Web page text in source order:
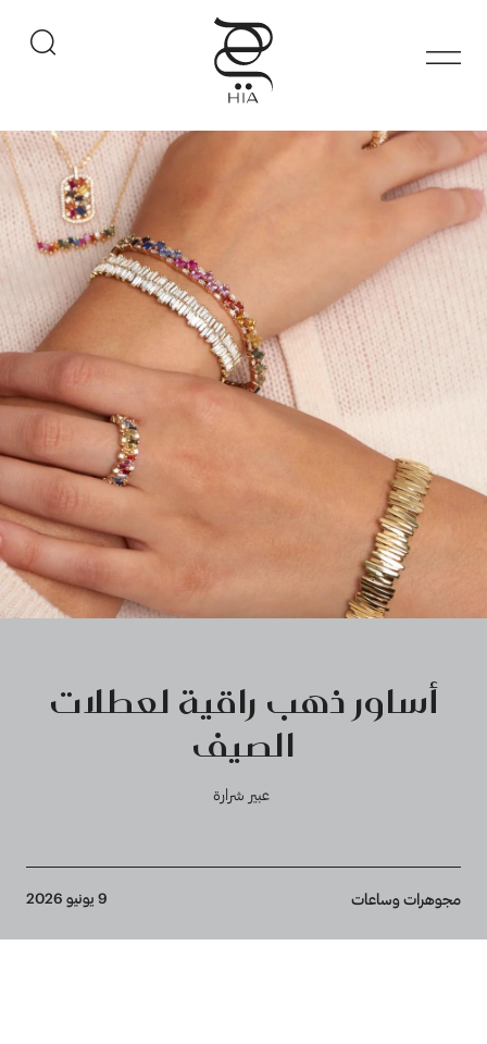
أساور ذهب راقية لعطلات
الصيف
عبير شرارة
Breadcrumb
مجوهرات وساعات 9 يونيو 2026